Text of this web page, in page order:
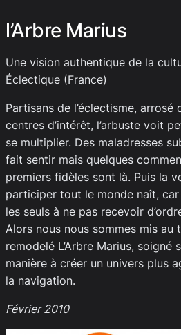
l’Arbre Marius
Une vision authentique de la
Éclectique (France)
Partisans de l’éclectisme,
centres d’intérêt, l’arbuste voit
se multiplier. Des maladresses
fait sentir mais quelques
premiers fidèles sont là. Puis la
participer tout le monde naît, car
les seuls à ne pas recevoir
Alors nous nous sommes mis au
remodelé L’Arbre Marius, soigné
manière à créer un univers plus
la navigation.
Février 2010